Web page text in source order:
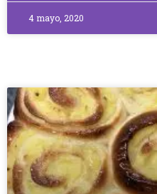
4 mayo, 2020